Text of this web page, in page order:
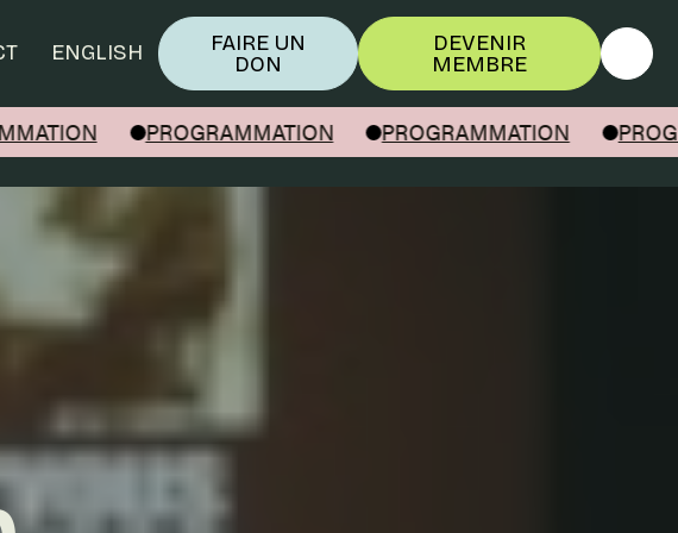
ENGLISH
FAIRE UN
DON
DEVENIR
MEMBRE
PROGRAMMATION PROGRAMMATION